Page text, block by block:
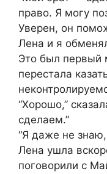
право. Я могу
Уверен, он
Лена и я
Это был первый
перестала
“Хорошо,”
сделаем.”
“Я даже не знаю,
Лена ушла
поговорили с